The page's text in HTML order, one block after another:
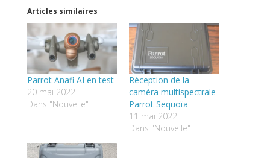
Articles similaires
Parrot Anafi AI en test
20 mai 2022
Dans "Nouvelle"
Réception de la
caméra multispectrale
Parrot Sequoïa
11 mai 2022
Dans "Nouvelle"